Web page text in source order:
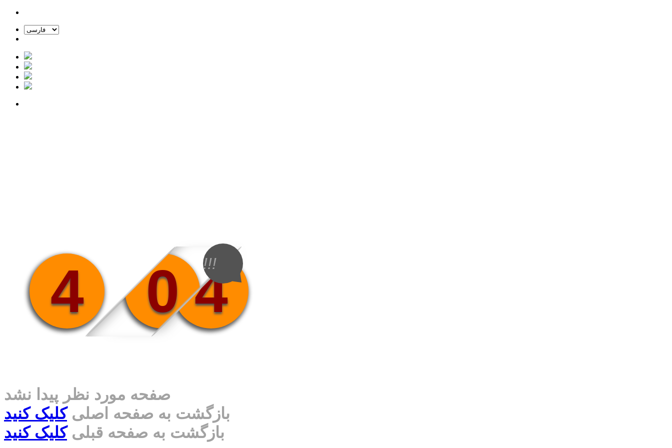
4 0 4
!!!
صفحه مورد نظر پیدا نشد
بازگشت به صفحه اصلیکلیک کنید
بازگشت به صفحه قبلیکلیک کنید